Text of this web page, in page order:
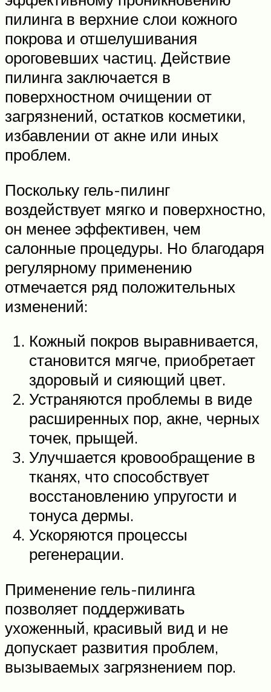
пилинга в верхние слои кожного
покрова и отшелушивания
ороговевших частиц. Действие
пилинга заключается в
поверхностном очищении от
загрязнений, остатков косметики,
избавлении от акне или иных
проблем.
Поскольку гель-пилинг
воздействует мягко и поверхностно,
он менее эффективен, чем
салонные процедуры. Но благодаря
регулярному применению
отмечается ряд положительных
изменений:
Кожный покров выравнивается,
становится мягче, приобретает
здоровый и сияющий цвет.
Устраняются проблемы в виде
расширенных пор, акне, черных
точек, прыщей.
Улучшается кровообращение в
тканях, что способствует
восстановлению упругости и
тонуса дермы.
Ускоряются процессы
регенерации.
Применение гель-пилинга
позволяет поддерживать
ухоженный, красивый вид и не
допускает развития проблем,
вызываемых загрязнением пор.